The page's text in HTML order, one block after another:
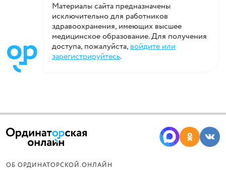
Материалы сайта предназначены
исключительно для работников
здравоохранения, имеющих высшее
медицинское образование. Для получения
доступа, пожалуйста,войдите или
зарегистрируйтесь.
ОБ ОРДИНАТОРСКОЙ.ОНЛАЙН